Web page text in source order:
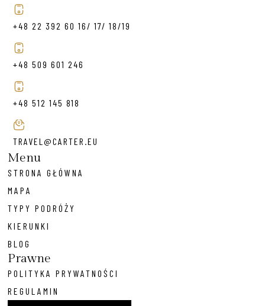
+48 22 392 60 16/ 17/ 18/19
+48 509 601 246
+48 512 145 818
TRAVEL@CARTER.EU
Menu
STRONA GŁÓWNA
MAPA
TYPY PODRÓŻY
KIERUNKI
BLOG
Prawne
POLITYKA PRYWATNOŚCI
REGULAMIN